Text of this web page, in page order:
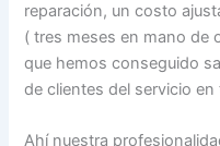
reparación, un costo
( tres meses en mano de
que hemos conseguido
de clientes del servicio en
Ahí nuestra